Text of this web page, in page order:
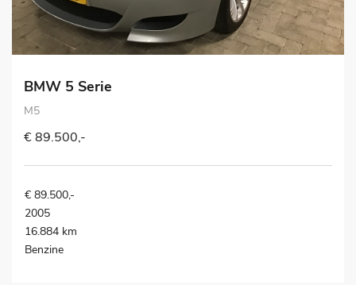
BMW 5 Serie
M5
€ 89.500,-
€ 89.500,-
2005
16.884 km
Benzine